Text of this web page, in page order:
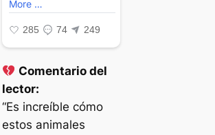
Comentario del
lector:
“Es increíble cómo
estos animales